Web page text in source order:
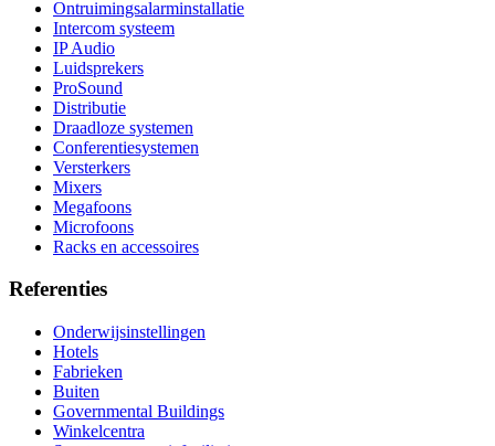
Ontruimingsalarminstallatie
Intercom systeem
IP Audio
Luidsprekers
ProSound
Distributie
Draadloze systemen
Conferentiesystemen
Versterkers
Mixers
Megafoons
Microfoons
Racks en accessoires
Referenties
Onderwijsinstellingen
Hotels
Fabrieken
Buiten
Governmental Buildings
Winkelcentra